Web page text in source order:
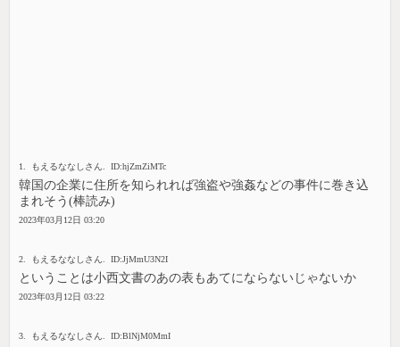
1. もえるななしさん. ID:hjZmZiMTc
韓国の企業に住所を知られれば強盗や強姦などの事件に巻き込
まれそう(棒読み)
2023年03月12日 03:20
2. もえるななしさん. ID:JjMmU3N2I
ということは小西文書のあの表もあてにならないじゃないか
2023年03月12日 03:22
3. もえるななしさん. ID:BlNjM0MmI